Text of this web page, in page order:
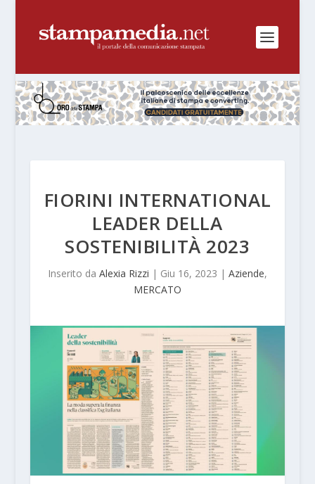
FIORINI INTERNATIONAL
LEADER DELLA
SOSTENIBILITÀ 2023
Inserito da Alexia Rizzi | Giu 16, 2023 | Aziende,
MERCATO